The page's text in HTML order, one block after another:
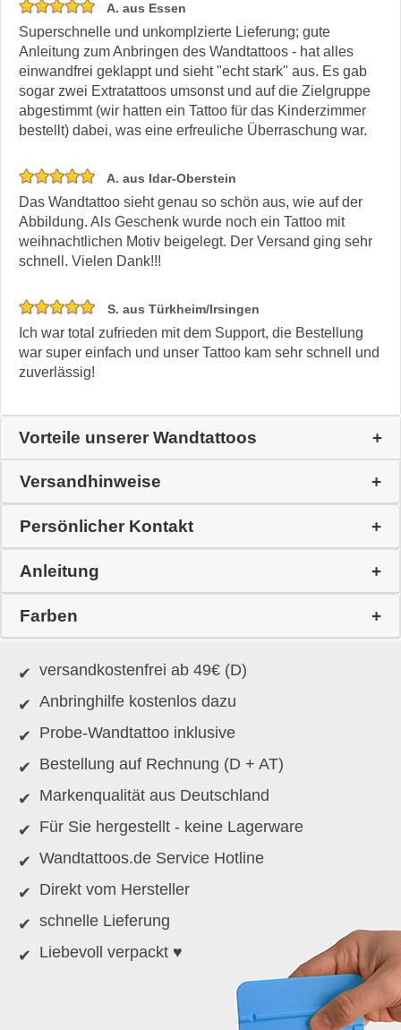
A. aus Essen
Superschnelle und unkomplzierte Lieferung; gute
Anleitung zum Anbringen des Wandtattoos - hat alles
einwandfrei geklappt und sieht "echt stark" aus. Es gab
sogar zwei Extratattoos umsonst und auf die Zielgruppe
abgestimmt (wir hatten ein Tattoo für das Kinderzimmer
bestellt) dabei, was eine erfreuliche Überraschung war.
A. aus Idar-Oberstein
Das Wandtattoo sieht genau so schön aus, wie auf der
Abbildung. Als Geschenk wurde noch ein Tattoo mit
weihnachtlichen Motiv beigelegt. Der Versand ging sehr
schnell. Vielen Dank!!!
S. aus Türkheim/Irsingen
Ich war total zufrieden mit dem Support, die Bestellung
war super einfach und unser Tattoo kam sehr schnell und
zuverlässig!
Vorteile unserer Wandtattoos
Versandhinweise
Persönlicher Kontakt
Anleitung
Farben
versandkostenfrei ab 49€ (D)
Anbringhilfe kostenlos dazu
Probe-Wandtattoo inklusive
Bestellung auf Rechnung (D + AT)
Markenqualität aus Deutschland
Für Sie hergestellt - keine Lagerware
Wandtattoos.de Service Hotline
Direkt vom Hersteller
schnelle Lieferung
Liebevoll verpackt ♥